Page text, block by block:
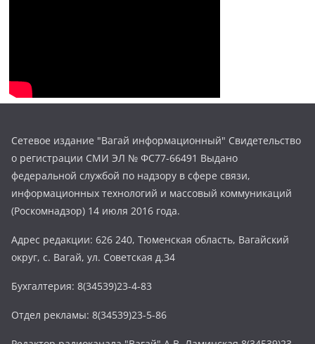
Сетевое издание "Вагай информационный" Свидетельство
о регистрации СМИ ЭЛ № ФС77-66491 Выдано
федеральной службой по надзору в сфере связи,
информационных технологий и массовый коммуникаций
(Роскомнадзор) 14 июля 2016 года.
Адрес редакции: 626 240, Тюменская область, Вагайский
округ, с. Вагай, ул. Советская д.34
Бухгалтерия: 8(34539)23-4-83
Отдел рекламы: 8(34539)23-5-86